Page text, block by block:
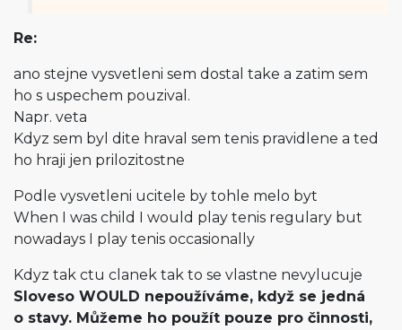
Re:
ano stejne vysvetleni sem dostal take a zatim sem
ho s uspechem pouzival.
Napr. veta
Kdyz sem byl dite hraval sem tenis pravidlene a ted
ho hraji jen prilozitostne
Podle vysvetleni ucitele by tohle melo byt
When I was child I would play tenis regulary but
nowadays I play tenis occasionally
Kdyz tak ctu clanek tak to se vlastne nevylucuje
Sloveso WOULD nepoužíváme, když se jedná
o stavy. Můžeme ho použít pouze pro činnosti,